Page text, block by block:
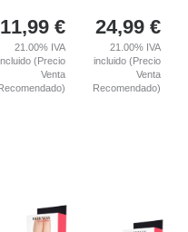
11,99 €
21.00% IVA
(Precio
Venta
Recomendado)
24,99 €
21.00% IVA
incluido (Precio
Venta
Recomendado)